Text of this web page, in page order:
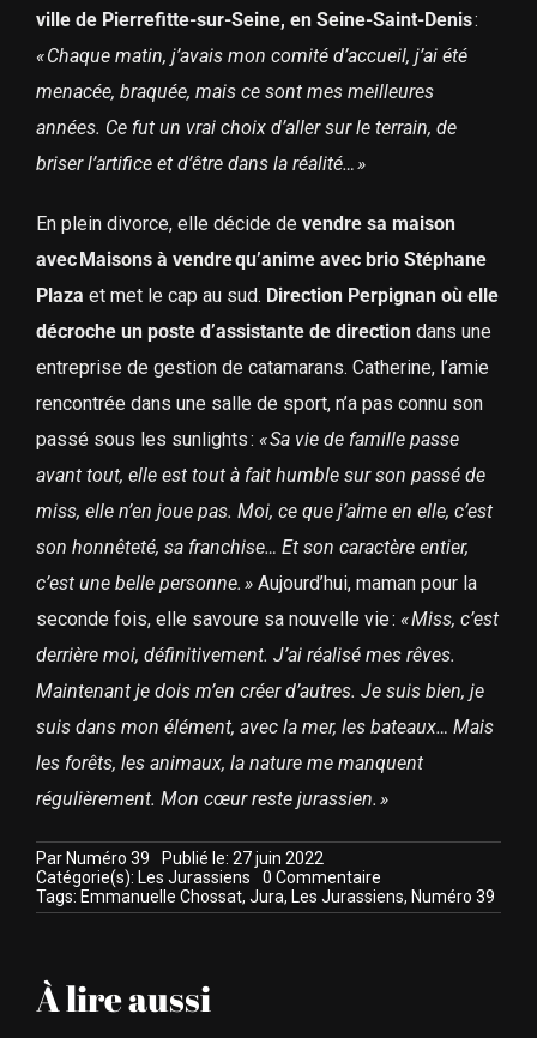
ville de Pierrefitte-sur-Seine, en Seine-Saint-Denis:
« Chaque matin, j’avais mon comité d’accueil, j’ai été
menacée, braquée, mais ce sont mes meilleures
années. Ce fut un vrai choix d’aller sur le terrain, de
briser l’artifice et d’être dans la réalité… »
En plein divorce, elle décide de vendre sa maison
avec Maisons à vendre qu’anime avec brio Stéphane
Plaza et met le cap au sud. Direction Perpignan où elle
décroche un poste d’assistante de directiondans une
entreprise de gestion de catamarans. Catherine, l’amie
rencontrée dans une salle de sport, n’a pas connu son
passé sous les sunlights : « Sa vie de famille passe
avant tout, elle est tout à fait humble sur son passé de
miss, elle n’en joue pas. Moi, ce que j’aime en elle, c’est
son honnêteté, sa franchise… Et son caractère entier,
c’est une belle personne. »Aujourd’hui, maman pour la
seconde fois, elle savoure sa nouvelle vie : « Miss, c’est
derrière moi, définitivement. J’ai réalisé mes rêves.
Maintenant je dois m’en créer d’autres. Je suis bien, je
suis dans mon élément, avec la mer, les bateaux… Mais
les forêts, les animaux, la nature me manquent
régulièrement. Mon cœur reste jurassien. »
Par Numéro 39
Publié le: 27 juin 2022
Catégorie(s): Les Jurassiens 0 Commentaireon
Emmanuelle
Chossat
Tags: Emmanuelle Chossat, Jura, Les Jurassiens, Numéro 39
À lire aussi